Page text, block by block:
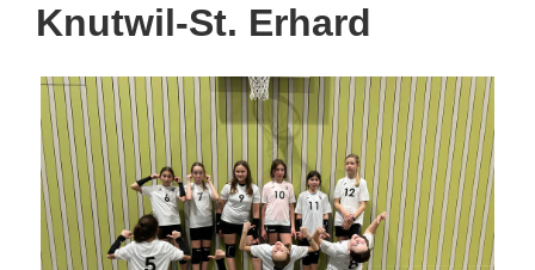
Knutwil-St. Erhard